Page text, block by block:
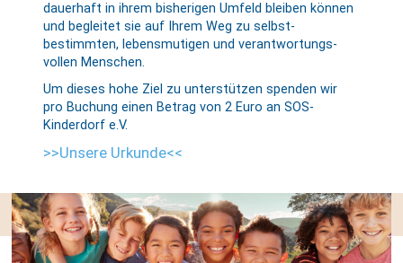
dauerhaft in ihrem bisherigen Umfeld bleiben können
und be­gleitet sie auf Ihrem Weg zu selbst­
bestimmten, lebens­mutigen und ver­antwortungs­
vollen Menschen.
Um dieses hohe Ziel zu unterstützen spenden wir
pro Buchung einen Betrag von 2 Euro an SOS-
Kinderdorf e.V.
>>Unsere Urkunde<<